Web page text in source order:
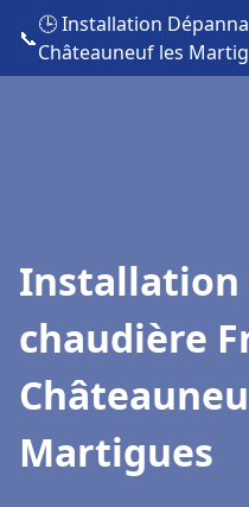
📞
🕒 Installation
Châteauneuf les
Installation
chaudière
Martigues